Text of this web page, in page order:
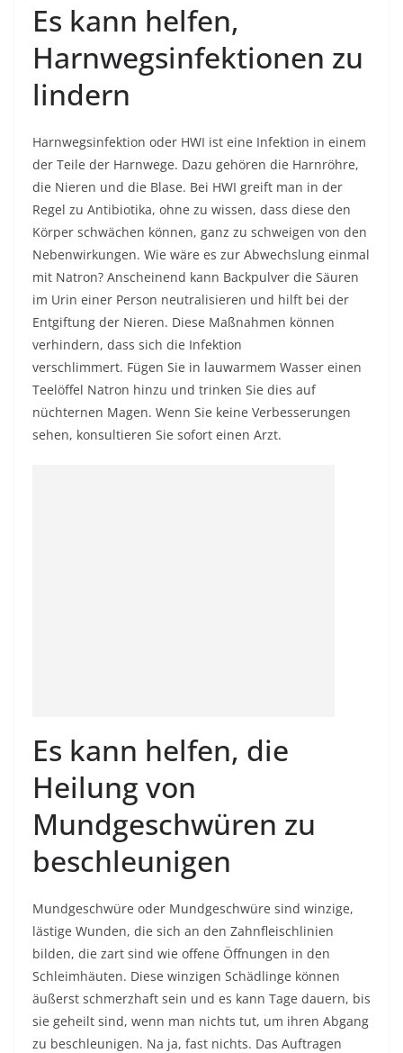
Es kann helfen,
Harnwegsinfektionen zu
lindern
Harnwegsinfektion oder HWI ist eine Infektion in einem
der Teile der Harnwege. Dazu gehören die Harnröhre,
die Nieren und die Blase. Bei HWI greift man in der
Regel zu Antibiotika, ohne zu wissen, dass diese den
Körper schwächen können, ganz zu schweigen von den
Nebenwirkungen. Wie wäre es zur Abwechslung einmal
mit Natron? Anscheinend kann Backpulver die Säuren
im Urin einer Person neutralisieren und hilft bei der
Entgiftung der Nieren. Diese Maßnahmen können
verhindern, dass sich die Infektion
verschlimmert. Fügen Sie in lauwarmem Wasser einen
Teelöffel Natron hinzu und trinken Sie dies auf
nüchternen Magen. Wenn Sie keine Verbesserungen
sehen, konsultieren Sie sofort einen Arzt.
Es kann helfen, die
Heilung von
Mundgeschwüren zu
beschleunigen
Mundgeschwüre oder Mundgeschwüre sind winzige,
lästige Wunden, die sich an den Zahnfleischlinien
bilden, die zart sind wie offene Öffnungen in den
Schleimhäuten. Diese winzigen Schädlinge können
äußerst schmerzhaft sein und es kann Tage dauern, bis
sie geheilt sind, wenn man nichts tut, um ihren Abgang
zu beschleunigen. Na ja, fast nichts. Das Auftragen